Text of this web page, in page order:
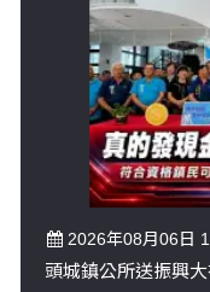
2026年08月06日
頭城鎮公所送振興